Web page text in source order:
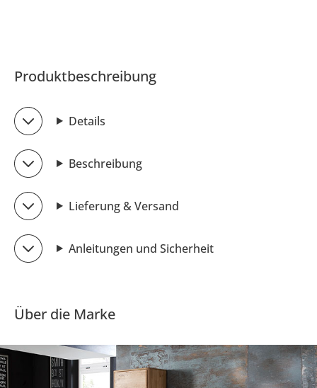
Produktbeschreibung
Details
Beschreibung
Lieferung & Versand
Anleitungen und Sicherheit
Über die Marke